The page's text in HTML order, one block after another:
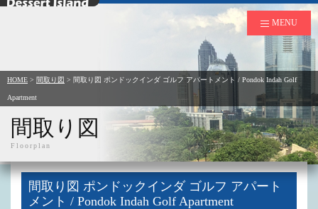
デザートアイランド
MENU
HOME > 間取り図 > 間取り図 ポンドックインダ ゴルフ アパートメント / Pondok Indah Golf
Apartment
間取り図
Floorplan
間取り図 ポンドックインダ ゴルフ アパート
メント / Pondok Indah Golf Apartment